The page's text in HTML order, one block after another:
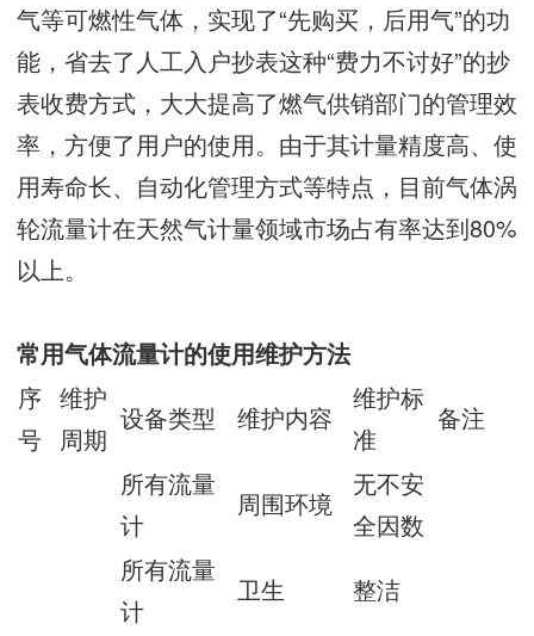
气等可燃性气体，实现了“先购买，后用气”的功
能，省去了人工入户抄表这种“费力不讨好”的抄
表收费方式，大大提高了燃气供销部门的管理效
率，方便了用户的使用。由于其计量精度高、使
用寿命长、自动化管理方式等特点，目前气体涡
轮流量计在天然气计量领域市场占有率达到80%
以上。
常用气体流量计的使用维护方法
序
号
维护
周期
设备类型 维护内容
维护标
准
备注
所有流量
计
周围环境
无不安
全因数
所有流量
计
卫生 整洁